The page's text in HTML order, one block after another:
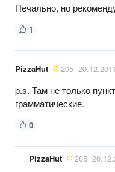
Печально, но
1
PizzaHut 205
p.s. Там не только
грамматические.
0
PizzaHut 205